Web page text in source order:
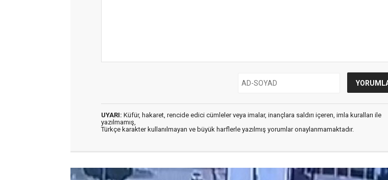
UYARI: Küfür, hakaret, rencide edici cümleler veya imalar, inançlara saldırı içeren, imla kuralları ile
yazılmamış,
Türkçe karakter kullanılmayan ve büyük harflerle yazılmış yorumlar onaylanmamaktadır.